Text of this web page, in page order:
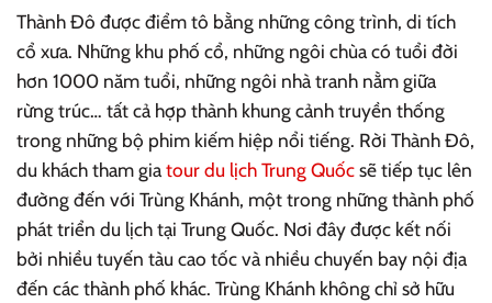
Thành Đô được điểm tô bằng những công trình, di tích
cổ xưa. Những khu phố cổ, những ngôi chùa có tuổi đời
hơn 1000 năm tuổi, những ngôi nhà tranh nằm giữa
rừng trúc… tất cả hợp thành khung cảnh truyền thống
trong những bộ phim kiếm hiệp nổi tiếng. Rời Thành Đô,
du khách tham giatour du lịch Trung Quốcsẽ tiếp tục lên
đường đến với Trùng Khánh, một trong những thành phố
phát triển du lịch tại Trung Quốc. Nơi đây được kết nối
bởi nhiều tuyến tàu cao tốc và nhiều chuyến bay nội địa
đến các thành phố khác. Trùng Khánh không chỉ sở hữu